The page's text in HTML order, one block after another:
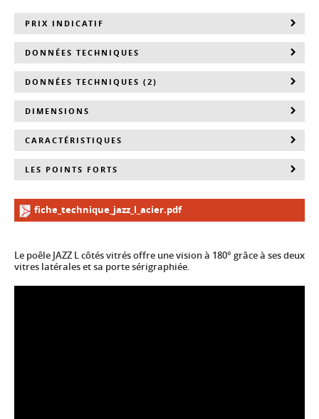
Le poêle JAZZ L côtés vitrés offre une vision à 180° grâce à ses deux
vitres latérales et sa porte sérigraphiée.
PRIX INDICATIF
DONNÉES TECHNIQUES
DONNÉES TECHNIQUES (2)
DIMENSIONS
CARACTÉRISTIQUES
LES POINTS FORTS
fiche_technique_jazz_l_acier.pdf